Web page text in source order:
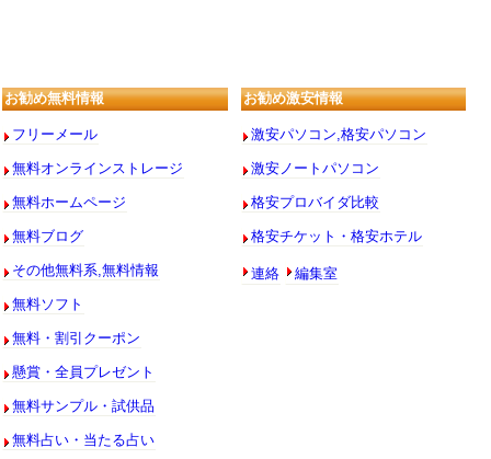
お勧め無料情報
フリーメール
無料オンラインストレージ
無料ホームページ
無料ブログ
その他無料系,無料情報
無料ソフト
無料・割引クーポン
懸賞・全員プレゼント
無料サンプル・試供品
無料占い・当たる占い
お勧め激安情報
激安パソコン,格安パソコン
激安ノートパソコン
格安プロバイダ比較
格安チケット・格安ホテル
連絡 編集室